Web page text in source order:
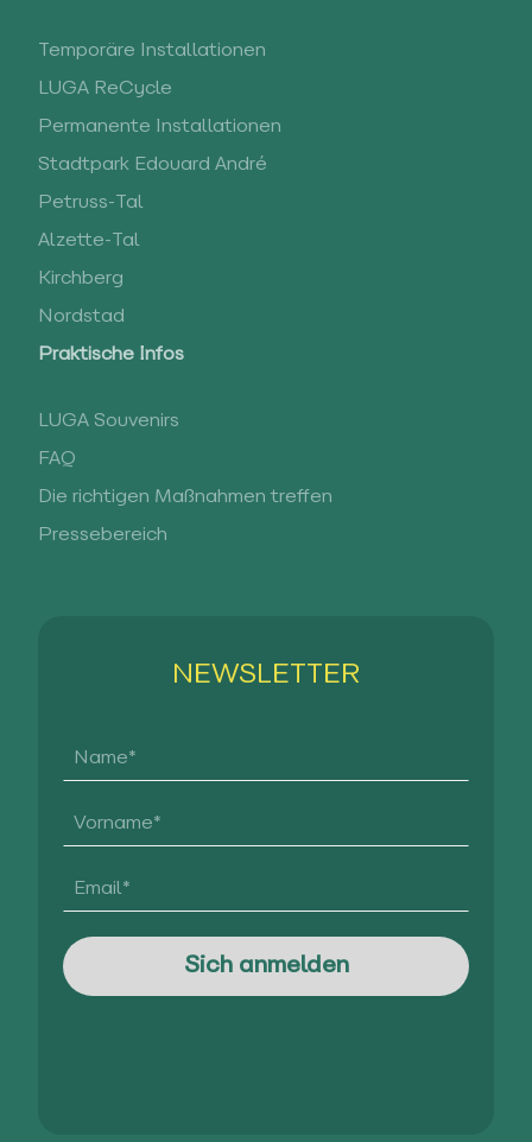
Temporäre Installationen
LUGA ReCycle
Permanente Installationen
Stadtpark Edouard André
Petruss-Tal
Alzette-Tal
Kirchberg
Nordstad
Praktische Infos
LUGA Souvenirs
FAQ
Die richtigen Maßnahmen treffen
Pressebereich
NEWSLETTER